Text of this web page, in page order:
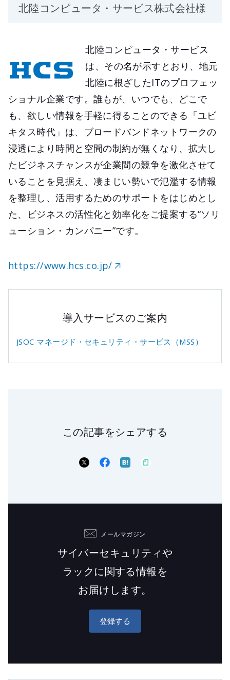
北陸コンピュータ・サービス株式会社様
北陸コンピュータ・サービス
は、その名が示すとおり、地元
北陸に根ざしたITのプロフェッ
ショナル企業です。誰もが、いつでも、どこで
も、欲しい情報を手軽に得ることのできる「ユビ
キタス時代」は、ブロードバンドネットワークの
浸透により時間と空間の制約が無くなり、拡大し
たビジネスチャンスが企業間の競争を激化させて
いることを見据え、凄まじい勢いで氾濫する情報
を整理し、活用するためのサポートをはじめとし
た、ビジネスの活性化と効率化をご提案する“ソリ
ューション・カンパニー”です。
https://www.hcs.co.jp/
導入サービスのご案内
JSOC マネージド・セキュリティ・サービス（MSS）
この記事をシェアする
メールマガジン
サイバーセキュリティや
ラックに関する情報を
お届けします。
登録する